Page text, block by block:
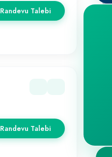
Randevu Talebi
Randevu Talebi